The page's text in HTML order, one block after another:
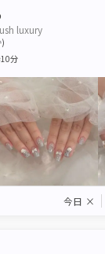
luxury
分
今日 ×